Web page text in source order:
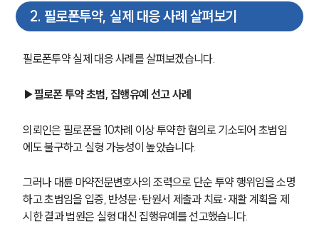
2. 필로폰투약, 실제 대응 사례 살펴보기
필로폰투약 실제 대응 사례를 살펴보겠습니다.
▶필로폰 투약 초범, 집행유예 선고 사례
의뢰인은 필로폰을 10차례 이상 투약한 혐의로 기소되어 초범임
에도 불구하고 실형 가능성이 높았습니다.
그러나 대륜 마약전문변호사의 조력으로 단순 투약 행위임을 소명
하고 초범임을 입증, 반성문·탄원서 제출과 치료·재활 계획을 제
시한 결과 법원은 실형 대신 집행유예를 선고했습니다.